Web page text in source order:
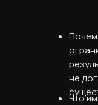
Что
не